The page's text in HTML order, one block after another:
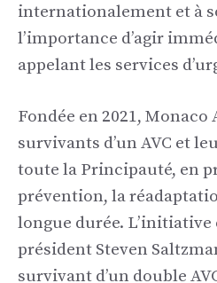
internationalement et à
l’importance d’agir
appelant les services
Fondée en 2021, Monaco
survivants d’un AVC et
toute la Principauté, en
prévention, la
longue durée. L’initiative
président Steven
survivant d’un double